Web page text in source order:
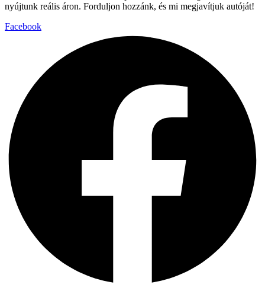
nyújtunk reális áron. Forduljon hozzánk, és mi megjavítjuk autóját!
Facebook